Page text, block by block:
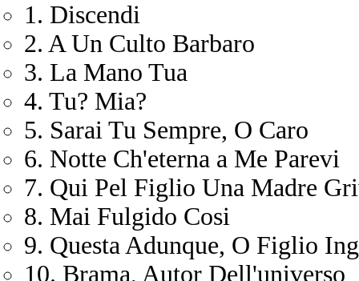
1. Discendi
2. A Un Culto Barbaro
3. La Mano Tua
4. Tu? Mia?
5. Sarai Tu Sempre, O Caro
6. Notte Ch'eterna a Me Parevi
7. Qui Pel Figlio Una Madre
8. Mai Fulgido Cosi
9. Questa Adunque, O Figlio
10. Brama, Autor Dell'universo